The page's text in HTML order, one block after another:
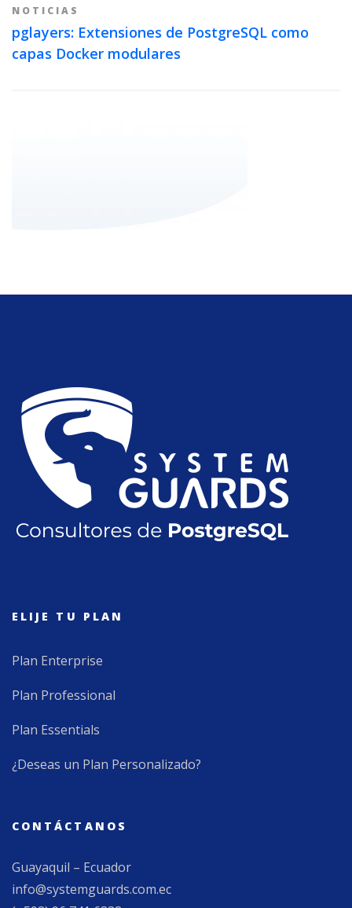
NOTICIAS
pglayers: Extensiones de PostgreSQL como
capas Docker modulares
ELIJE TU PLAN
Plan Enterprise
Plan Professional
Plan Essentials
¿Deseas un Plan Personalizado?
CONTÁCTANOS
Guayaquil – Ecuador
info@systemguards.com.ec